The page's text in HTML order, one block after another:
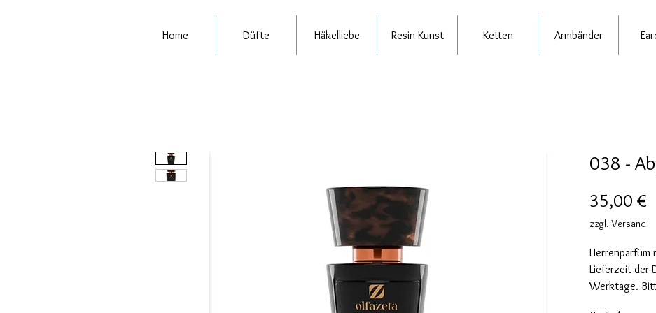
Home Düfte Häkelliebe Resin Kunst Ketten Armbänder
038 -
35,00 €
zzgl. Versand
Herrenparfüm
Lieferzeit der
Werktage.